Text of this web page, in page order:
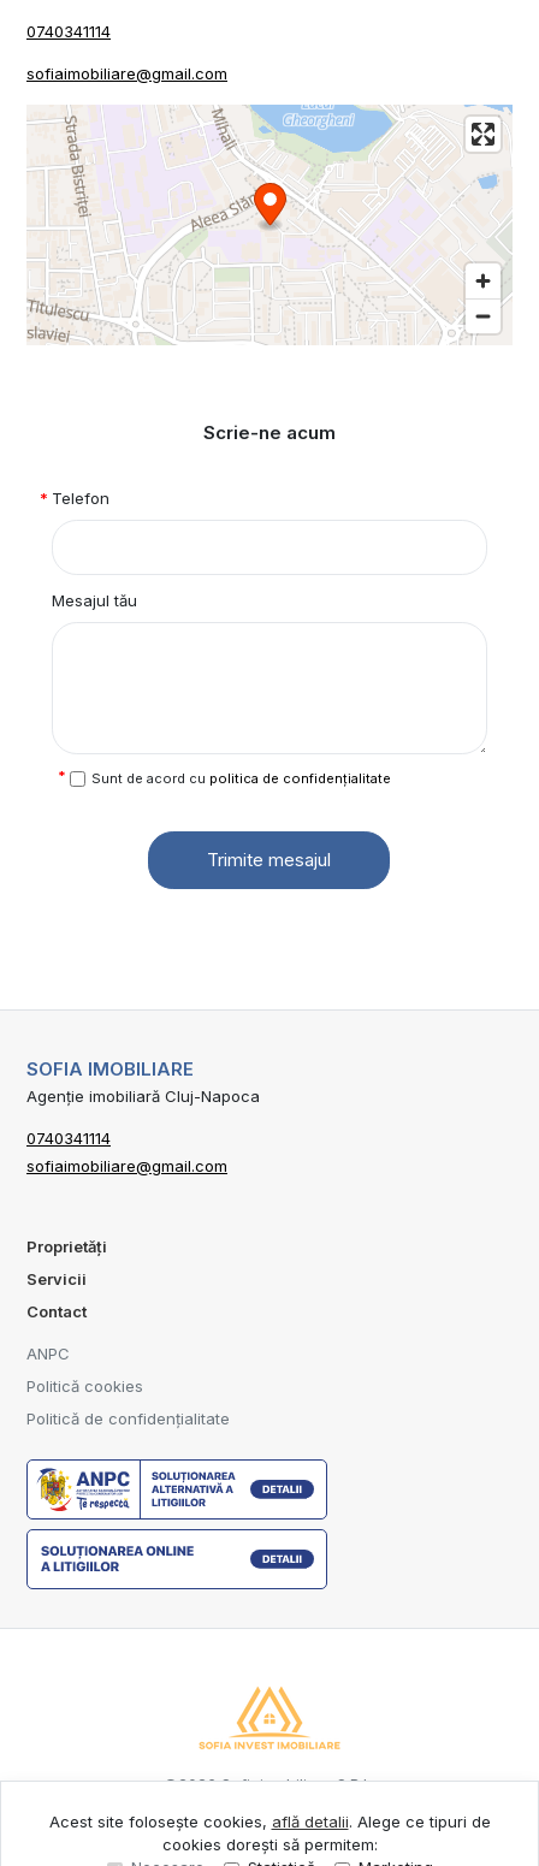
0740341114
sofiaimobiliare@gmail.com
Scrie-ne acum
Telefon
Mesajul tău
Sunt de acord cu politica de confidențialitate
Trimite mesajul
SOFIA IMOBILIARE
Agenție imobiliară Cluj-Napoca
0740341114
sofiaimobiliare@gmail.com
Proprietăți
Servicii
Contact
ANPC
Politică cookies
Politică de confidențialitate
©2026Sofiaimobiliare S.R.L.
Site creat în
Acest site folosește cookies, află detalii. Alege ce tipuri de
cookies dorești să permitem: